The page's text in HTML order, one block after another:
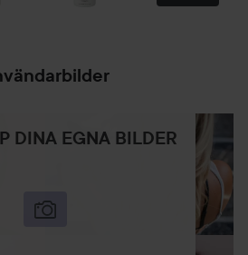
DINA EGNA BILDER